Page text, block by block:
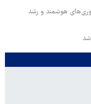
هوشمند و رشد
شد